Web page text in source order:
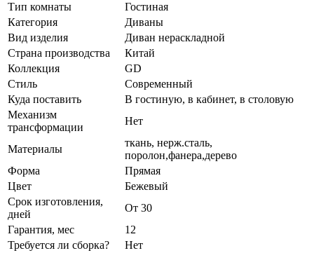
Тип комнаты
Гостиная
Категория
Диваны
Вид изделия
Диван нераскладной
Страна производства
Китай
Коллекция
GD
Стиль
Современный
Куда поставить
В гостиную, в кабинет, в столовую
Механизм
трансформации
Нет
Материалы
ткань, нерж.сталь,
поролон,фанера,дерево
Форма
Прямая
Цвет
Бежевый
Срок изготовления,
дней
От 30
Гарантия, мес
12
Требуется ли сборка?
Нет